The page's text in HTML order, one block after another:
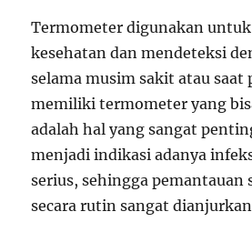
Termometer digunakan
kesehatan dan mendeteksi
selama musim sakit atau saat
memiliki termometer yang
adalah hal yang sangat
menjadi indikasi adanya
serius, sehingga pemantauan
secara rutin sangat